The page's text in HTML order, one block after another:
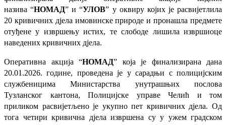
назива “НОМАД” и “УЛОВ” у оквиру којих је расвијетлила
20 кривичних дјела имовинске природе и пронашла предмете
отуђене у извршењу истих, те слободе лишила извршиоце
наведених кривичних дјела.
Оперативна акција “НОМАД” која је финализирана дана
20.01.2026. године, проведена је у сарадњи с полицијским
службеницима Министарства унутрашњих послова
Тузланског кантона, Полицијске управе Челић и том
приликом расвијетљено је укупно пет кривичних дјела. Од
тога четири кривична дјела извршена су у ужем градском